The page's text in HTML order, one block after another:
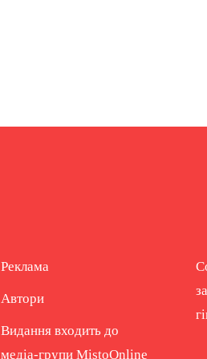
Реклама
Автори
Видання входить до
медіа-групи MistoOnline